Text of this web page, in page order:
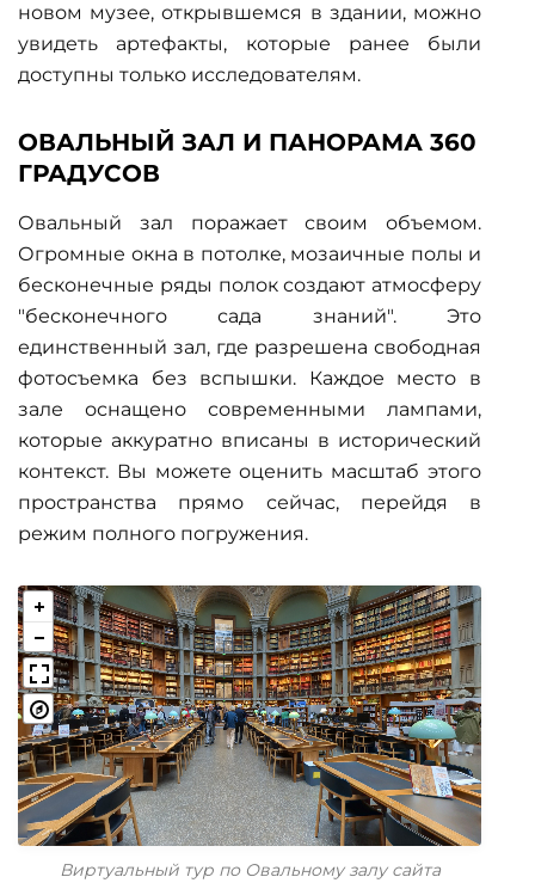
новом музее, открывшемся в здании, можно
увидеть артефакты, которые ранее были
доступны только исследователям.
ОВАЛЬНЫЙ ЗАЛ И ПАНОРАМА 360
ГРАДУСОВ
Овальный зал поражает своим объемом.
Огромные окна в потолке, мозаичные полы и
бесконечные ряды полок создают атмосферу
"бесконечного сада знаний". Это
единственный зал, где разрешена свободная
фотосъемка без вспышки. Каждое место в
зале оснащено современными лампами,
которые аккуратно вписаны в исторический
контекст. Вы можете оценить масштаб этого
пространства прямо сейчас, перейдя в
режим полного погружения.
Виртуальный тур по Овальному залу сайта